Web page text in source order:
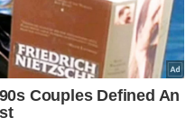
perlu difahami
syariah - Mufti